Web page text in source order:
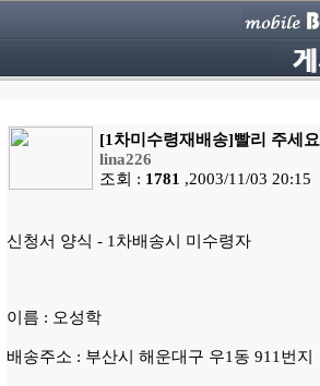
[1차미수령재배송]빨리 주세요
lina226
조회 : 1781 ,2003/11/03 20:15
신청서 양식 - 1차배송시 미수령자
이름 : 오성학
배송주소 : 부산시 해운대구 우1동 911번지